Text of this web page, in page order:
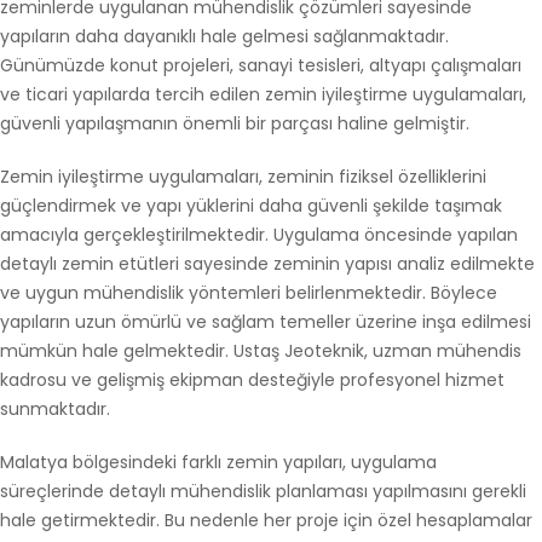
zeminlerde uygulanan mühendislik çözümleri sayesinde
yapıların daha dayanıklı hale gelmesi sağlanmaktadır.
Günümüzde konut projeleri, sanayi tesisleri, altyapı çalışmaları
ve ticari yapılarda tercih edilen zemin iyileştirme uygulamaları,
güvenli yapılaşmanın önemli bir parçası haline gelmiştir.
Zemin iyileştirme uygulamaları, zeminin fiziksel özelliklerini
güçlendirmek ve yapı yüklerini daha güvenli şekilde taşımak
amacıyla gerçekleştirilmektedir. Uygulama öncesinde yapılan
detaylı zemin etütleri sayesinde zeminin yapısı analiz edilmekte
ve uygun mühendislik yöntemleri belirlenmektedir. Böylece
yapıların uzun ömürlü ve sağlam temeller üzerine inşa edilmesi
mümkün hale gelmektedir. Ustaş Jeoteknik, uzman mühendis
kadrosu ve gelişmiş ekipman desteğiyle profesyonel hizmet
sunmaktadır.
Malatya bölgesindeki farklı zemin yapıları, uygulama
süreçlerinde detaylı mühendislik planlaması yapılmasını gerekli
hale getirmektedir. Bu nedenle her proje için özel hesaplamalar